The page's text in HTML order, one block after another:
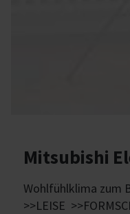
Mitsubishi
Wohlfühlklima zum
>>LEISE